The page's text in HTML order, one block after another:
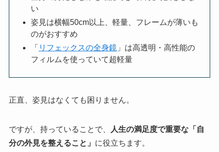
い
姿見は横幅50cm以上、軽量、フレームが薄いも
のがおすすめ
「 リフェックスの全身鏡」は高透明・高性能の
フィルムを使っていて超軽量
正直、姿見はなくても困りません。
ですが、持っていることで、
人生の満足度で重要な「自
分の外見を整えること」 に役立ちます。